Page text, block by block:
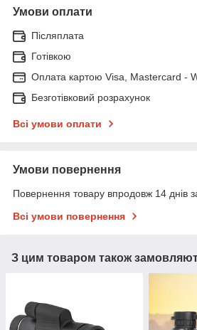
Умови оплати
Післяплата
Готівкою
Оплата картою Visa, Mastercard -
Безготівковий розрахунок
Всі умови оплати
Умови повернення
Повернення товару впродовж 14 днів
Всі умови повернення
З цим товаром також